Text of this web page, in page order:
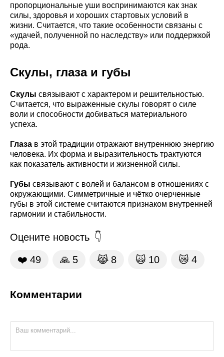
пропорциональные уши воспринимаются как знак
силы, здоровья и хороших стартовых условий в
жизни. Считается, что такие особенности связаны с
«удачей, полученной по наследству» или поддержкой
рода.
Скулы, глаза и губы
Скулы связывают с характером и решительностью.
Считается, что выраженные скулы говорят о силе
воли и способности добиваться материального
успеха.
Глаза в этой традиции отражают внутреннюю энергию
человека. Их форма и выразительность трактуются
как показатель активности и жизненной силы.
Губы связывают с волей и балансом в отношениях с
окружающими. Симметричные и чётко очерченные
губы в этой системе считаются признаком внутренней
гармонии и стабильности.
Оцените новость
❤️ 49 🙏 5 😹 8 🙀 10 😿 4
Комментарии